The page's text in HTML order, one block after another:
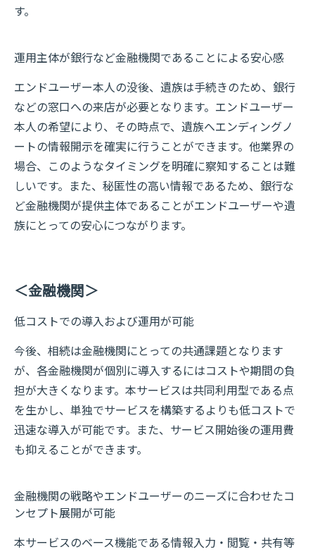
す。
運用主体が銀行など金融機関であることによる安心感
エンドユーザー本人の没後、遺族は手続きのため、銀行
などの窓口への来店が必要となります。エンドユーザー
本人の希望により、その時点で、遺族へエンディングノ
ートの情報開示を確実に行うことができます。他業界の
場合、このようなタイミングを明確に察知することは難
しいです。また、秘匿性の高い情報であるため、銀行な
ど金融機関が提供主体であることがエンドユーザーや遺
族にとっての安心につながります。
＜金融機関＞
低コストでの導入および運用が可能
今後、相続は金融機関にとっての共通課題となります
が、各金融機関が個別に導入するにはコストや期間の負
担が大きくなります。本サービスは共同利用型である点
を生かし、単独でサービスを構築するよりも低コストで
迅速な導入が可能です。また、サービス開始後の運用費
も抑えることができます。
金融機関の戦略やエンドユーザーのニーズに合わせたコ
ンセプト展開が可能
本サービスのベース機能である情報入力・閲覧・共有等